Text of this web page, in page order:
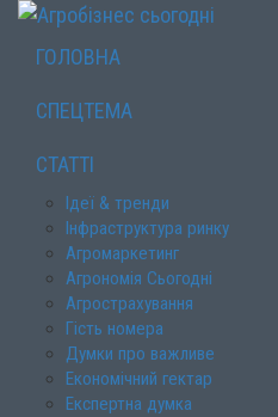
ГОЛОВНА
СПЕЦТЕМА
СТАТТІ
Ідеї & тренди
Інфраструктура ринку
Агромаркетинг
Агрономія Сьогодні
Агрострахування
Гість номера
Думки про важливе
Економічний гектар
Експертна думка